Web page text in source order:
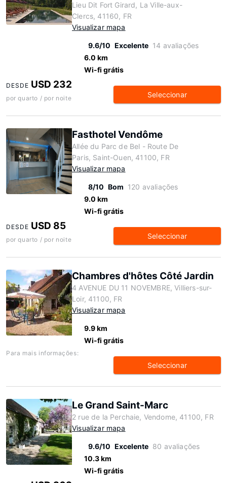
Lieu Dit Fort Girard, La Ville-aux-
Clercs, 41160, FR
Visualizar mapa
9.6/10 Excelente 14 avaliações
6.0 km
Wi-fi grátis
DESDE USD 232
por quarto / por noite Seleccionar
Fasthotel Vendôme
Allée du Parc de Bel - Route De
Paris, Saint-Ouen, 41100, FR
Visualizar mapa
8/10 Bom 120 avaliações
9.0 km
Wi-fi grátis
DESDE USD 85
por quarto / por noite Seleccionar
Chambres d'hôtes Côté Jardin
4 AVENUE DU 11 NOVEMBRE, Villiers-sur-
Loir, 41100, FR
Visualizar mapa
9.9 km
Wi-fi grátis
Para mais informações:
Seleccionar
Le Grand Saint-Marc
2 rue de la Perchaie, Vendome, 41100, FR
Visualizar mapa
9.6/10 Excelente 80 avaliações
10.3 km
Wi-fi grátis